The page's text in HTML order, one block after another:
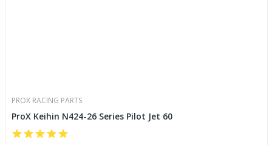
PROX RACING PARTS
ProX Keihin N424-26 Series Pilot Jet 60